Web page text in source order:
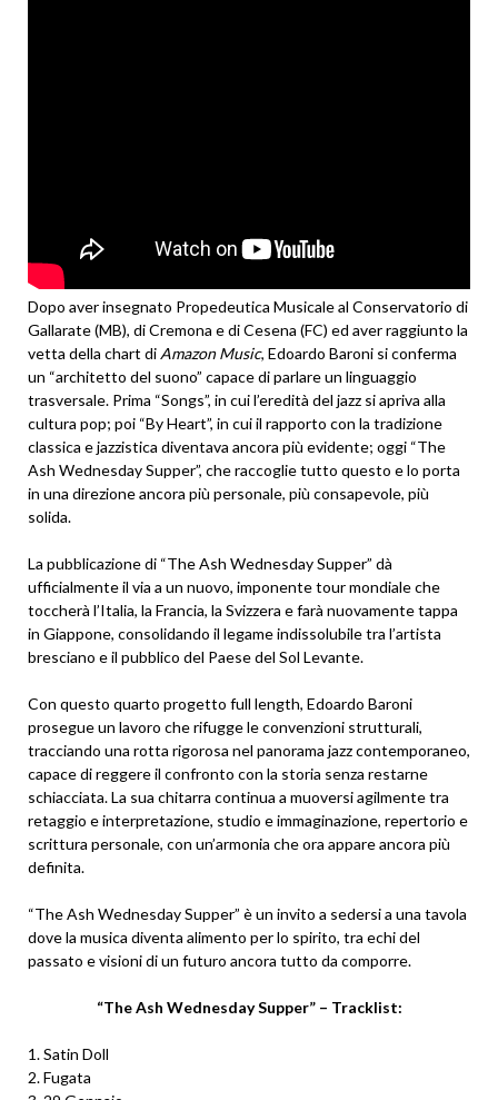
Dopo aver insegnato Propedeutica Musicale al Conservatorio di
Gallarate (MB), di Cremona e di Cesena (FC) ed aver raggiunto la
vetta della chart di Amazon Music, Edoardo Baroni si conferma
un “architetto del suono” capace di parlare un linguaggio
trasversale. Prima “Songs”, in cui l’eredità del jazz si apriva alla
cultura pop; poi “By Heart”, in cui il rapporto con la tradizione
classica e jazzistica diventava ancora più evidente; oggi “The
Ash Wednesday Supper”, che raccoglie tutto questo e lo porta
in una direzione ancora più personale, più consapevole, più
solida.
La pubblicazione di “The Ash Wednesday Supper” dà
ufficialmente il via a un nuovo, imponente tour mondiale che
toccherà l’Italia, la Francia, la Svizzera e farà nuovamente tappa
in Giappone, consolidando il legame indissolubile tra l’artista
bresciano e il pubblico del Paese del Sol Levante.
Con questo quarto progetto full length, Edoardo Baroni
prosegue un lavoro che rifugge le convenzioni strutturali,
tracciando una rotta rigorosa nel panorama jazz contemporaneo,
capace di reggere il confronto con la storia senza restarne
schiacciata. La sua chitarra continua a muoversi agilmente tra
retaggio e interpretazione, studio e immaginazione, repertorio e
scrittura personale, con un’armonia che ora appare ancora più
definita.
“The Ash Wednesday Supper” è un invito a sedersi a una tavola
dove la musica diventa alimento per lo spirito, tra echi del
passato e visioni di un futuro ancora tutto da comporre.
“The Ash Wednesday Supper” – Tracklist:
1. Satin Doll
2. Fugata